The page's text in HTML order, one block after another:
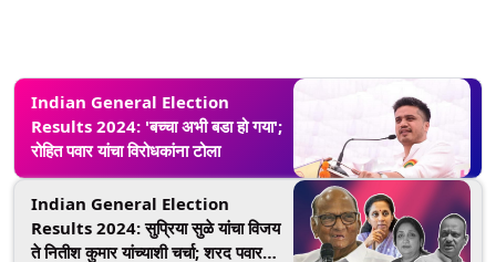
Indian General Election
Results 2024: 'बच्चा अभी बडा हो गया';
रोहित पवार यांचा विरोधकांना टोला
Indian General Election
Results 2024: सुप्रिया सुळे यांचा विजय
ते नितीश कुमार यांच्याशी चर्चा; शरद पवार